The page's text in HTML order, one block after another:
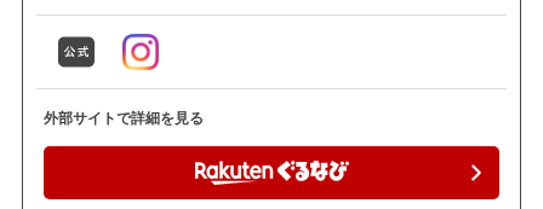
外部サイトで詳細を見る